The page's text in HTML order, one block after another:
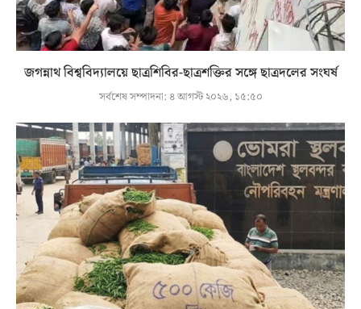
জগন্নাথ বিশ্ববিদ্যালয়ে ছাত্রশিবির-ছাত্রশক্তির সঙ্গে ছাত্রদলের সংঘর্ষ
সর্বশেষ সম্পাদনা: ৪ আগস্ট ২০২৬, ১৫:৫০